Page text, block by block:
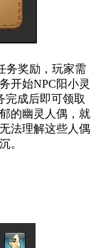
务奖励，玩家需
开始NPC阳小灵
完成后即可领取
的幽灵人偶，就
法理解这些人偶
。